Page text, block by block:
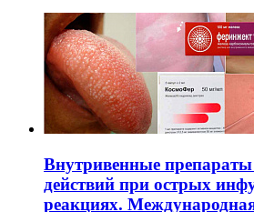
Внутривенные
действий при острых
реакциях.